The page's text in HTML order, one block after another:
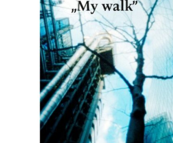
„My walk“. Jedno ze zdjęć prezentowanych na